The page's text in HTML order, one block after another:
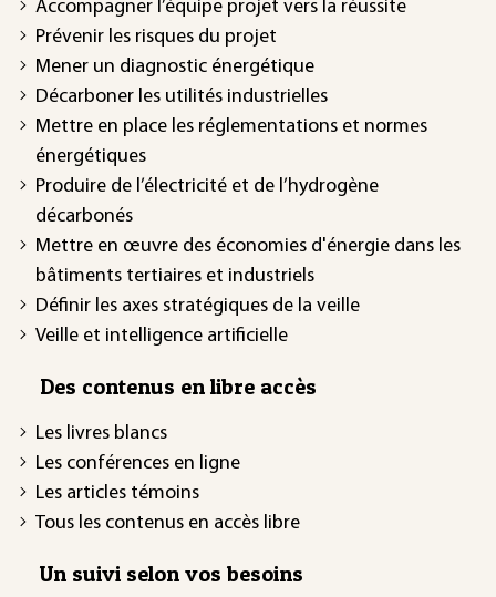
Accompagner l’équipe projet vers la réussite
Prévenir les risques du projet
Mener un diagnostic énergétique
Décarboner les utilités industrielles
Mettre en place les réglementations et normes
énergétiques
Produire de l’électricité et de l’hydrogène
décarbonés
Mettre en œuvre des économies d'énergie dans les
bâtiments tertiaires et industriels
Définir les axes stratégiques de la veille
Veille et intelligence artificielle
Des contenus en libre accès
Les livres blancs
Les conférences en ligne
Les articles témoins
Tous les contenus en accès libre
Un suivi selon vos besoins